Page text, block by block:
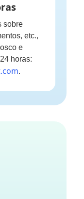
sobre
etc.,
e
horas:
.